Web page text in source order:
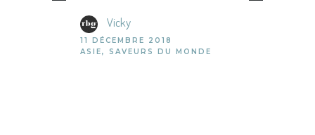
Vicky
11 DÉCEMBRE 2018
ASIE, SAVEURS DU MONDE